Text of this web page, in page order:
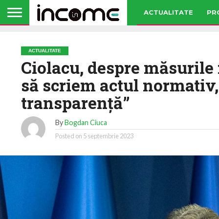
ACTUALITATE
ACTUALITATE
Ciolacu, despre
să scriem actul
transparenţă”
ByBogdan Ciuca
Posted on 5 septembrie 2023